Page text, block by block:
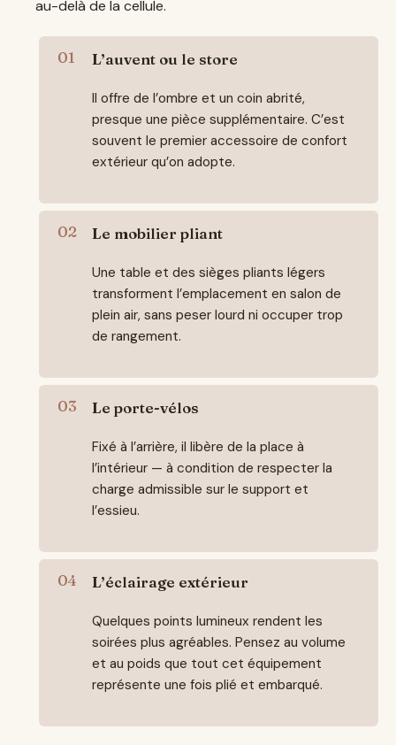
au-delà de la cellule.
L’auvent ou le store
Il offre de l’ombre et un coin abrité,
presque une pièce supplémentaire. C’est
souvent le premier accessoire de confort
extérieur qu’on adopte.
Le mobilier pliant
Une table et des sièges pliants légers
transforment l’emplacement en salon de
plein air, sans peser lourd ni occuper trop
de rangement.
Le porte-vélos
Fixé à l’arrière, il libère de la place à
l’intérieur — à condition de respecter la
charge admissible sur le support et
l’essieu.
L’éclairage extérieur
Quelques points lumineux rendent les
soirées plus agréables. Pensez au volume
et au poids que tout cet équipement
représente une fois plié et embarqué.